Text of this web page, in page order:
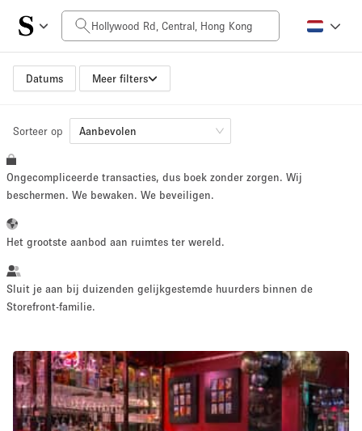
Datums Meer filters
Prijs per dag
HK$0
Grootte ruimte
100 sq ft 5000+ sq ft
~ 13 mensen
Een
fotoshoot
Conferentie Vergadering Kantoor
Winkel
delen
Sorteer op Aanbevolen
Ongecompliceerde transacties, dus boek zonder zorgen. Wij
beschermen. We bewaken. We beveiligen.
Het grootste aanbod aan ruimtes ter wereld.
Sluit je aan bij duizenden gelijkgestemde huurders binnen de
Storefront-familie.